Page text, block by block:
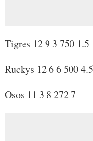
Tigres 12 9 3 750 1.5
Ruckys 12 6 6 500 4.5
Osos 11 3 8 272 7